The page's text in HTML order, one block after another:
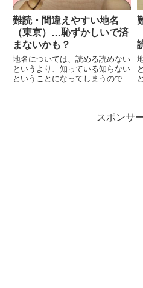
難読・間違えやすい地名
（東京）…恥ずかしいで済
まないかも？
地名については、読める読めない
というより、知っている知らない
ということになってしまうので、
かき防止になるかもしれません。
スポンサ